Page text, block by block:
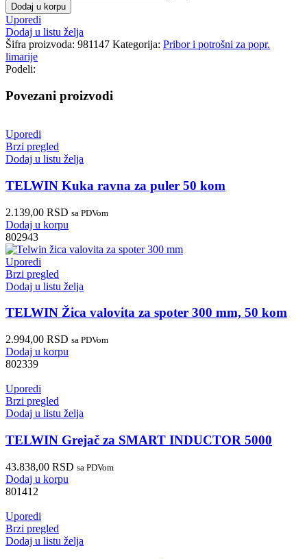
Dodaj u korpu
Uporedi
Dodaj u listu želja
Šifra proizvoda: 981147 Kategorija: Pribor i potrošni za popr.
limarije
Podeli:
Povezani proizvodi
Uporedi
Brzi pregled
Dodaj u listu želja
TELWIN Kuka ravna za puler 50 kom
2.139,00 RSD sa PDVom
Dodaj u korpu
802943
Uporedi
Brzi pregled
Dodaj u listu želja
TELWIN Žica valovita za spoter 300 mm, 50 kom
2.994,00 RSD sa PDVom
Dodaj u korpu
802339
Uporedi
Brzi pregled
Dodaj u listu želja
TELWIN Grejač za SMART INDUCTOR 5000
43.838,00 RSD sa PDVom
Dodaj u korpu
801412
Uporedi
Brzi pregled
Dodaj u listu želja